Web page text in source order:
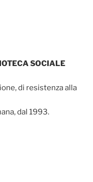
SOCIALE
di resistenza alla
dal 1993.